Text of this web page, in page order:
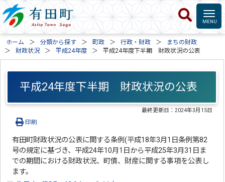
ホーム 分類から探す 町政 行政・財政
まちの財政
財政状況
平成24年度 平成24年度下半期 財政状況の公表
平成24年度下半期 財政状況の公表
最終更新日：2024年3月15日
印刷
有田町財政状況の公表に関する条例(平成18年3月1日条例第82
号の規定に基づき、平成24年10月1日から平成25年3月31日ま
での期間における財政状況、町債、財産に関する事項を公表し
ます。